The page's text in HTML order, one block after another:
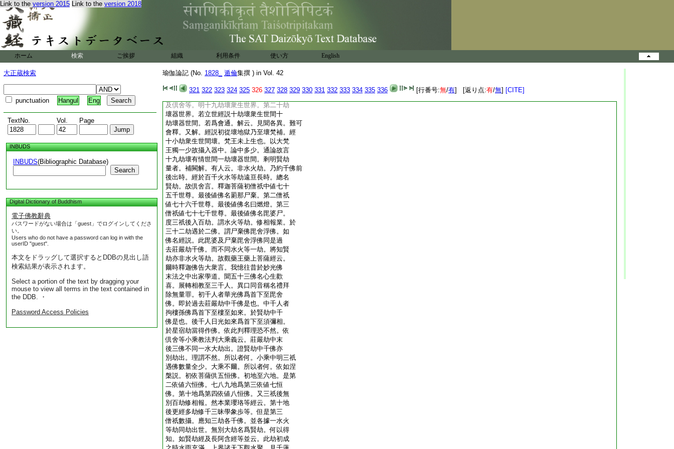
Link to the version 2015 Link to the version 2018
ホーム 検索 ご挨拶 組織 利用条件 使い方 English
大正蔵検索
punctuation Hangul Eng
TextNo. Vol. Page
INBUDS
INBUDS(Bibliographic Database)
Search
Digital Dictionary of Buddhism
電子佛教辭典
パスワードがない場合は「guest」でログインしてくださ
い。
Users who do not have a password can log in with the
userID "guest".
本文をドラッグして選択するとDDBの見出し語
検索結果が表示されます。
Select a portion of the text by dragging your
mouse to view all terms in the text contained in
the DDB. ・
Password Access Policies
瑜伽論記 (No. 1828_ 遁倫集撰 ) in Vol. 42
321 322 323 324 325 326 327 328 329 330 331 332 333 334 335 336 [行番号:無/有] [返り点:有/無] [CITE]
但壽五十八劫。而言壽命六十中劫合爲一
劫者。從多總判。故智度論云。梵王壽命五十
八劫。若依起世經説。梵王還滿六十小劫。彼
云。世界初成時初成初禪三天宮殿。欲界宮
殿未有。爾時梵王已從上地生在梵宮。爾後
方造欲界空居天等。即於成劫滿二十也。後
至壞時至第二十劫。欲界火起已燒多時。梵
王猶在。火勢經久垂至梵宮。梵王方去。是故
於壞劫亦經二十劫。則具經六十劫。此與火
等初成壞時量位相當感故。大梵壽量一劫時
及倶舍等。明十九劫壞衆生世界。第二十劫
壞器世界。若立世經説十劫壞衆生世間十
劫壞器世間。若爲會通。解云。見聞各異。難可
會釋。又解。經説初從壞地獄乃至壞梵補。經
十小劫衆生世間壞。梵王未上生也。以大梵
王獨一少故攝入器中。論中多少。通論故言
十九劫壞有情世間一劫壞器世間。剩明賢劫
量者。補闕解。有人云。非水火劫。乃約千佛前
後出時。經於百千火水等劫遠亘長時。總名
賢劫。故倶舍言。釋迦菩薩初僧祇中値七十
五千世尊。最後値佛名罽那尸棄。第二僧祇
値七十六千世尊。最後値佛名曰燃燈。第三
僧祇値七十七千世尊。最後値佛名毘婆尸。
度三祇後入百劫。謂水火等劫。修相報業。於
三十二劫遇於二佛。謂尸棄佛毘舍浮佛。如
佛名經説。此毘婆及尸棄毘舍浮佛同是過
去莊嚴劫千佛。而不同水火等一劫。將知賢
劫亦非水火等劫。故觀藥王藥上菩薩經云。
爾時釋迦佛告大衆言。我憶往昔於妙光佛
末法之中出家學道。聞五十三佛名心生歡
喜。展轉相教至三千人。異口同音稱名禮拜
除無量罪。初千人者華光佛爲首下至毘舍
佛。即於過去莊嚴劫中千佛是也。中千人者
拘樓孫佛爲首下至樓至如來。於賢劫中千
佛是也。後千人日光如來爲首下至須彌相。
於星宿劫當得作佛。依此判釋理恐不然。依
倶舍等小乘教法判大乘義云。莊嚴劫中末
後三佛不同一水大劫出。證賢劫中千佛亦
別劫出。理謂不然。所以者何。小乘中明三祇
遇佛數量全少。大乘不爾。所以者何。依如涅
槃説。初依菩薩供五恒佛。初地至六地。是第
二依値六恒佛。七八九地爲第三依値七恒
佛。第十地爲第四依値八恒佛。又三祇後無
別百劫修相報。然本業瓔珞等經云。第十地
後更經多劫修千三昧學象歩等。但是第三
僧祇數攝。應知三劫各千佛。並各據一水火
等劫同劫出世。無別大劫名爲賢劫。何以得
知。如賢劫經及長阿含經等並云。此劫初成